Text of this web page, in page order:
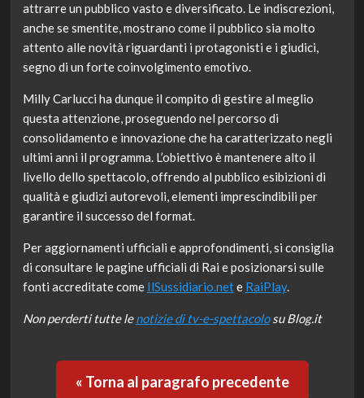
attrarre un pubblico vasto e diversificato. Le indiscrezioni,
anche se smentite, mostrano come il pubblico sia molto
attento alle novità riguardanti i protagonisti e i giudici,
segno di un forte coinvolgimento emotivo.
Milly Carlucci ha dunque il compito di gestire al meglio
questa attenzione, proseguendo nel percorso di
consolidamento e innovazione che ha caratterizzato negli
ultimi anni il programma. L’obiettivo è mantenere alto il
livello dello spettacolo, offrendo al pubblico esibizioni di
qualità e giudizi autorevoli, elementi imprescindibili per
garantire il successo del format.
Per aggiornamenti ufficiali e approfondimenti, si consiglia
di consultare le pagine ufficiali di Rai e posizionarsi sulle
fonti accreditate come IlSussidiario.nete RaiPlay.
Non perderti tutte lenotizie di tv-e-spettacolosu Blog.it
« Torna al paragrafo precedente